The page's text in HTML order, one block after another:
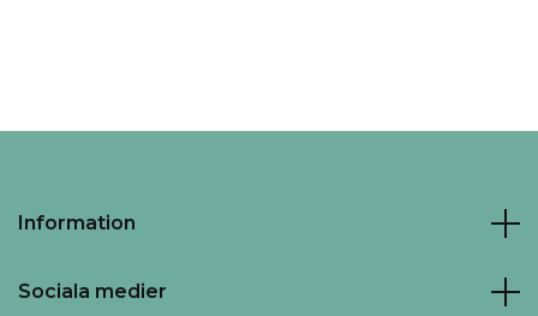
Information
Sociala medier